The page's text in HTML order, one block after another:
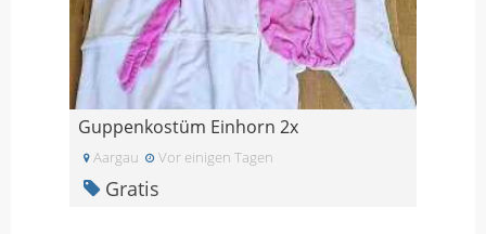
Guppenkostüm Einhorn 2x
Aargau Vor einigen Tagen
Gratis